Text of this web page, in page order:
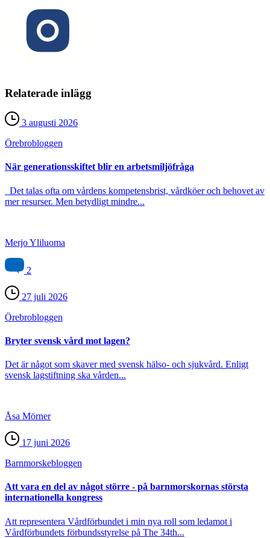
Relaterade inlägg
3 augusti 2026
Örebro­bloggen
När generationsskiftet blir en arbetsmiljöfråga
Det talas ofta om vårdens kompetensbrist, vårdköer och behovet av
mer resurser. Men betydligt mindre...
Merjo Yliluoma
2
27 juli 2026
Örebro­bloggen
Bryter svensk vård mot lagen?
Det är något som skaver med svensk hälso- och sjukvård. Enligt
svensk lagstiftning ska vården...
Åsa Mörner
17 juni 2026
Barnmorske­bloggen
Att vara en del av något större - på barnmorskornas största
internationella kongress
Att representera Vårdförbundet i min nya roll som ledamot i
Vårdförbundets förbundsstyrelse på The 34th...